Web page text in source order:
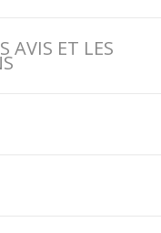
AVIS ET LES